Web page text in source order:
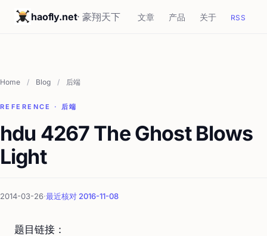
haofly.net· 豪翔天下 文章 产品 关于 RSS
Home / Blog / 后端
REFERENCE · 后端
hdu 4267 The Ghost Blows
Light
2014-03-26·最近核对 2016-11-08
题目链接：